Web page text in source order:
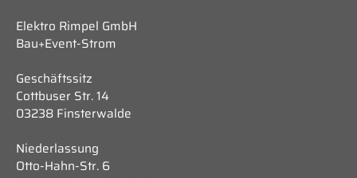
Elektro Rimpel GmbH
Bau+Event-Strom
Geschäftssitz
Cottbuser Str. 14
03238 Finsterwalde
Niederlassung
Otto-Hahn-Str. 6